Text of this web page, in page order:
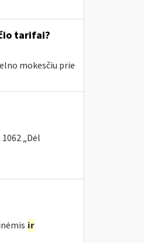
tarifai?
mokesčiu prie
„Dėl
ir